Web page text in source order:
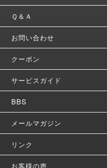
Ｑ＆Ａ
お問い合わせ
クーポン
サービスガイド
BBS
メールマガジン
リンク
お客様の声